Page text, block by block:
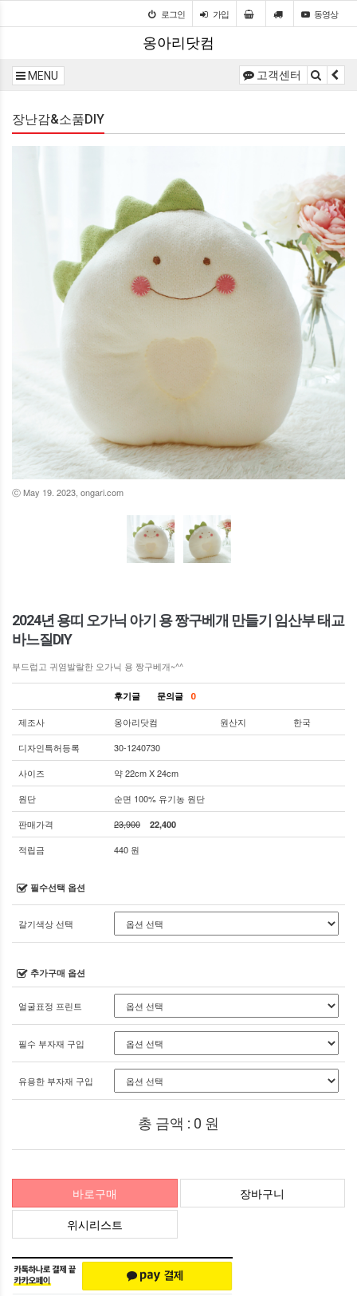
로그인 가입 동영상
옹아리닷컴
MENU 고객센터
장난감&소품DIY
ⓒ May 19. 2023, ongari.com
2024년 용띠 오가닉 아기 용 짱구베개 만들기 임산부 태교
바느질DIY
부드럽고 귀염발랄한 오가닉 용 짱구베개~^^
후기글 문의글 0
제조사 옹아리닷컴 원산지
한국
디자인특허등록
30-1240730
사이즈
약 22cm X 24cm
원단
순면 100% 유기농 원단
판매가격
23,900 22,400
적립금 440 원
필수선택 옵션
갈기색상 선택
추가구매 옵션
얼굴표정 프린트
필수 부자재 구입
유용한 부자재 구입
총 금액 : 0 원
바로구매
장바구니
위시리스트